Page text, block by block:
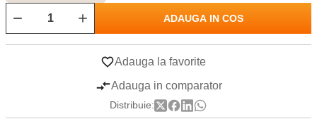
ADAUGA IN COS
Adauga la favorite
Adauga in comparator
Distribuie: